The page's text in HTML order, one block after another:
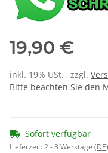
19,90 €
inkl. 19% USt. , zzgl.
Bitte beachten Sie den
Sofort verfügbar
Lieferzeit:2 - 3 Werktage (DE)